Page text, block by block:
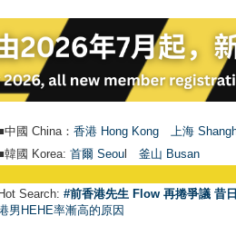
中國 China： 香港 Hong Kong 上海
韓國 Korea: 首爾 Seou 釜山 Busan
Hot Search: #前香港先生 Flow 再捲爭議 昔
男HEHE率漸高的原因